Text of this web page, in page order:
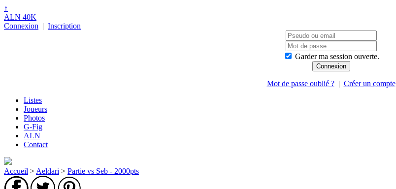
↑
ALN 40K
Connexion | Inscription
Garder ma session ouverte.
Mot de passe oublié ?| Créer un compte
Listes
Joueurs
Photos
G-Fig
ALN
Contact
Accueil > Aeldari > Partie vs Seb - 2000pts